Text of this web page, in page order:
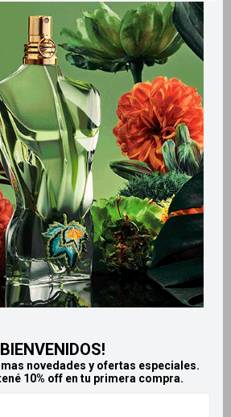
novedades y ofertas especiales.
10% off en tu primera compra.
Métodos y costos de envío
Retiros gratuitos en tiendas
que te pueden interesar